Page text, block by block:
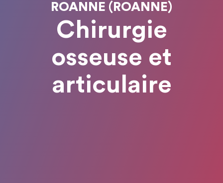
ROANNE (ROANNE)
Chirurgie
osseuse et
articulaire